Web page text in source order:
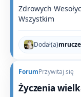
Zdrowych
Wszystkim
Dodał(a)
ForumPrzywitaj się
Życzenia